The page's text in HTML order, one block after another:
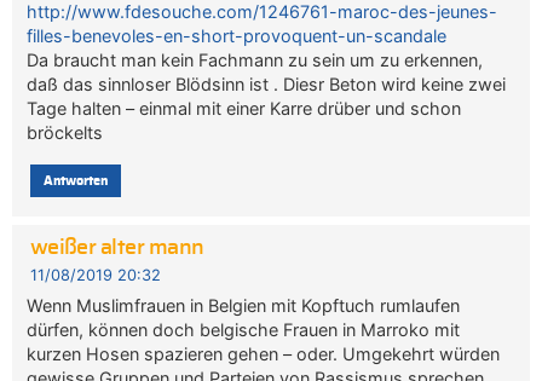
http://www.fdesouche.com/1246761-maroc-des-jeunes-
filles-benevoles-en-short-provoquent-un-scandale
Da braucht man kein Fachmann zu sein um zu erkennen,
daß das sinnloser Blödsinn ist . Diesr Beton wird keine zwei
Tage halten – einmal mit einer Karre drüber und schon
bröckelts
Antworten
weißer alter mann
11/08/2019 20:32
Wenn Muslimfrauen in Belgien mit Kopftuch rumlaufen
dürfen, können doch belgische Frauen in Marroko mit
kurzen Hosen spazieren gehen – oder. Umgekehrt würden